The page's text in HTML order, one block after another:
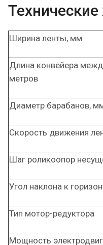
Технические
Ширина ленты, мм
Длина конвейера
метров
Диаметр барабанов,
Скорость движения
Шаг роликоопор
Угол наклона к
Тип мотор-редуктора
Мощность